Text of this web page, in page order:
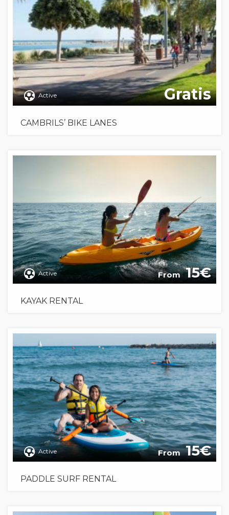
Active Gratis
CAMBRILS’ BIKE LANES
Active From 15
KAYAK RENTAL
Active From 15
PADDLE SURF RENTAL